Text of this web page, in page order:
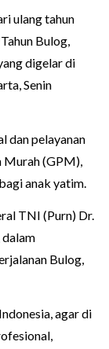
ulang tahun
Bulog,
digelar di
Senin
dan pelayanan
Murah (GPM),
anak yatim.
TNI (Purn) Dr.
dalam
Bulog,
agar di